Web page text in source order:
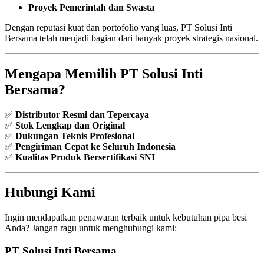
Proyek Pemerintah dan Swasta
Dengan reputasi kuat dan portofolio yang luas, PT Solusi Inti
Bersama telah menjadi bagian dari banyak proyek strategis nasional.
Mengapa Memilih PT Solusi Inti
Bersama?
✅ Distributor Resmi dan Tepercaya
✅ Stok Lengkap dan Original
✅ Dukungan Teknis Profesional
✅ Pengiriman Cepat ke Seluruh Indonesia
✅ Kualitas Produk Bersertifikasi SNI
Hubungi Kami
Ingin mendapatkan penawaran terbaik untuk kebutuhan pipa besi
Anda? Jangan ragu untuk menghubungi kami: